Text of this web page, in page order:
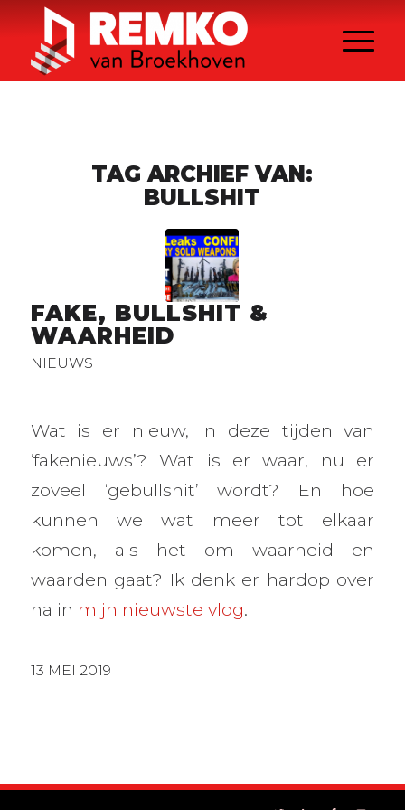
TAG ARCHIEF VAN:
BULLSHIT
FAKE, BULLSHIT &
WAARHEID
NIEUWS
Wat is er nieuw, in deze tijden van
‘fakenieuws’? Wat is er waar, nu er
zoveel ‘gebullshit’ wordt? En hoe
kunnen we wat meer tot elkaar
komen, als het om waarheid en
waarden gaat? Ik denk er hardop over
na in mijn nieuwste vlog.
13 MEI 2019